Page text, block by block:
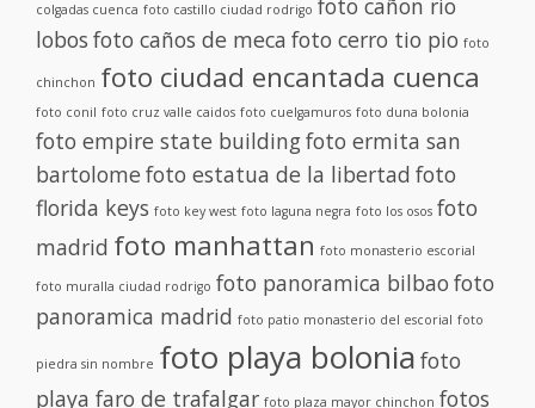
colgadas cuenca foto castillo ciudad rodrigo foto cañon rio
lobos foto caños de meca foto cerro tio pio foto
chinchon foto ciudad encantada cuenca
foto conil foto cruz valle caidos foto cuelgamuros foto duna bolonia
foto empire state buildingfoto ermita san
bartolomefoto estatua de la libertad foto
florida keys foto key west foto laguna negra foto los osos foto
madrid foto manhattan foto monasterio escorial
foto muralla ciudad rodrigo foto panoramica bilbao foto
panoramica madrid foto patio monasterio del escorial foto
piedra sin nombre foto playa bolonia foto
playa faro de trafalgar foto plaza mayor chinchon fotos